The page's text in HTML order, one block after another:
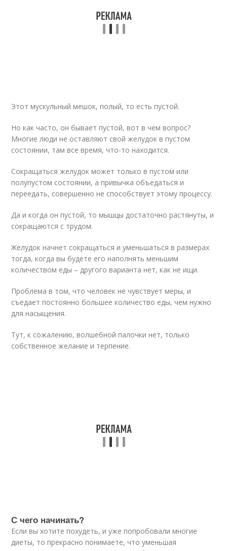
Этот мускульный мешок, полый, то есть пустой.
Но как часто, он бывает пустой, вот в чем вопрос?
Многие люди не оставляют свой желудок в пустом
состоянии, там все время, что-то находится.
Сокращаться желудок может только в пустом или
полупустом состоянии, а привычка объедаться и
переедать, совершенно не способствует этому процессу.
Да и когда он пустой, то мышцы достаточно растянуты, и
сокращаются с трудом.
Желудок начнет сокращаться и уменьшаться в размерах
тогда, когда вы будете его наполнять меньшим
количеством еды – другого варианта нет, как не ищи.
Проблема в том, что человек не чувствует меры, и
съедает постоянно большее количество еды, чем нужно
для насыщения.
Тут, к сожалению, волшебной палочки нет, только
собственное желание и терпение.
С чего начинать?
Если вы хотите похудеть, и уже попробовали многие
диеты, то прекрасно понимаете, что уменьшая